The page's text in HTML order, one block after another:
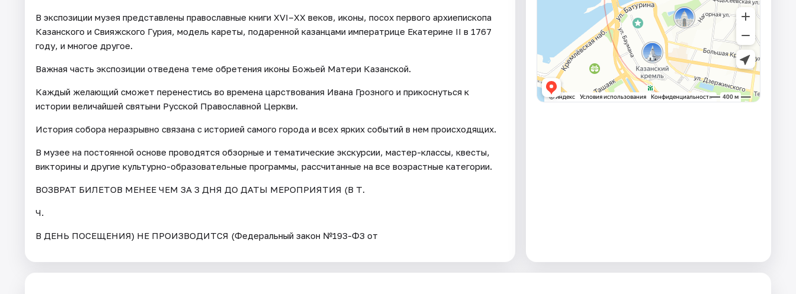
В экспозиции музея представлены православные книги XVI–XX веков, иконы, посох первого архиепископа
Казанского и Свияжского Гурия, модель кареты, подаренной казанцами императрице Екатерине II в 1767
году, и многое другое.
Важная часть экспозиции отведена теме обретения иконы Божьей Матери Казанской.
Каждый желающий сможет перенестись во времена царствования Ивана Грозного и прикоснуться к
истории величайшей святыни Русской Православной Церкви.
История собора неразрывно связана с историей самого города и всех ярких событий в нем происходящих.
В музее на постоянной основе проводятся обзорные и тематические экскурсии, мастер-классы, квесты,
викторины и другие культурно-образовательные программы, рассчитанные на все возрастные категории.
ВОЗВРАТ БИЛЕТОВ МЕНЕЕ ЧЕМ ЗА 3 ДНЯ ДО ДАТЫ МЕРОПРИЯТИЯ (В Т.
Ч.
В ДЕНЬ ПОСЕЩЕНИЯ) НЕ ПРОИЗВОДИТСЯ (Федеральный закон №193-ФЗ от